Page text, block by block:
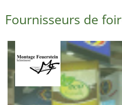
Fournisseurs de